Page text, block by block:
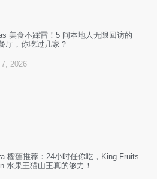
美食不踩雷！5 间本地人无限回访的
厅，你吃过几家？
2026
榴莲推荐：24小时任你吃，King Fruits
水果王猫山王真的够力！